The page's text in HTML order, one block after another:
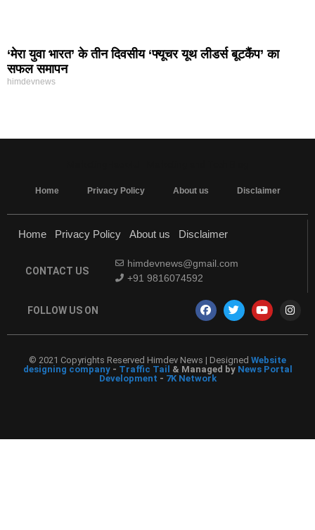
‘मेरा युवा भारत’ के तीन दिवसीय ‘फ्यूचर यूथ लीडर्स बूटकैंप’ का
सफल समापन
himdevnews
Home Privacy Policy About us Disclaimer
Home Privacy Policy About us Disclaimer
CONTACT US
himdevnews@gmail.com
+91 9816074592
FOLLOW US ON
© 2021 Copyrights Reserved Himdev News | Designed Website
designing company- Traffic Tail & Managed by News Portal
Development - 7K Network